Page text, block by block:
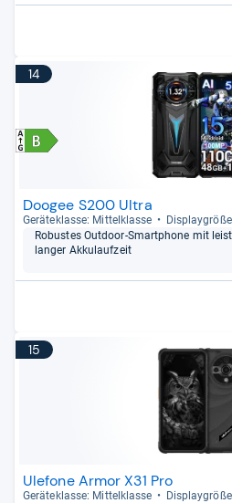
14
Doogee S200 Ultra
Gerä­te­klasse: Mit­tel­klasse
Robus­tes Out­door-​Smart­phone mit
lan­ger Akku­lauf­zeit
15
Ulefone Armor X31 Pro
Gerä­te­klasse: Mit­tel­klasse